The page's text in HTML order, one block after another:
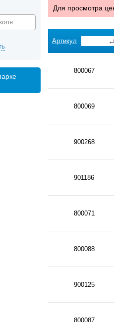
Для просмотра
Артикул
800067
800069
900268
901186
800071
800088
900125
800087